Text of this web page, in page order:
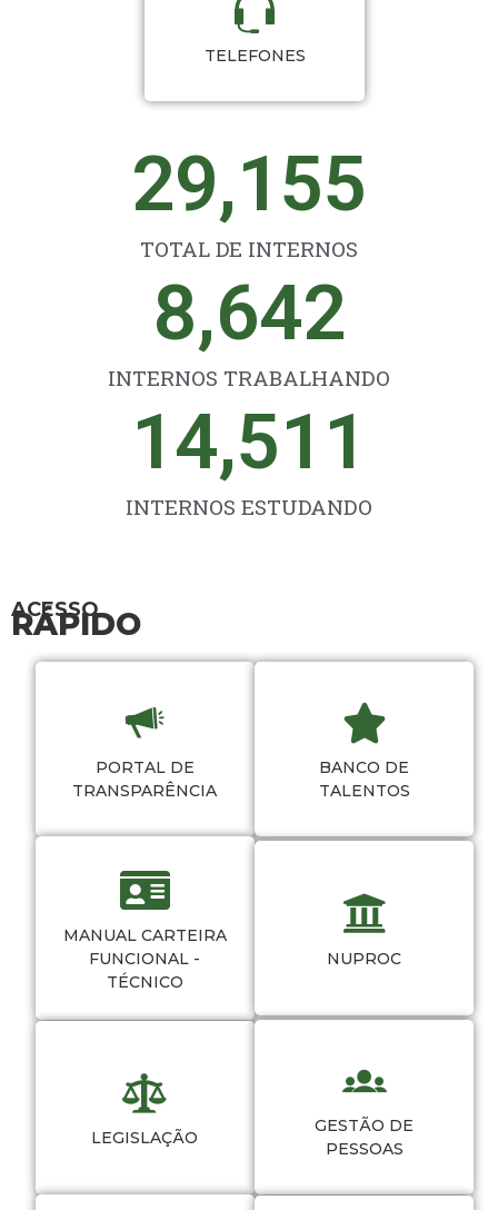
TELEFONES
TOTAL DE INTERNOS
29,155
INTERNOS TRABALHANDO
8,642
INTERNOS ESTUDANDO
14,511
ACESSO
RÁPIDO
PORTAL DE
TRANSPARÊNCIA
BANCO DE
TALENTOS
MANUAL CARTEIRA
FUNCIONAL -
TÉCNICO
LEGISLAÇÃO
NUPROC
GESTÃO DE
PESSOAS